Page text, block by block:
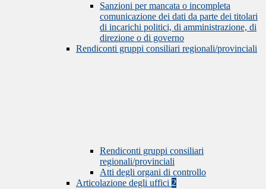
Sanzioni per mancata o incompleta
comunicazione dei dati da parte dei titolari
di incarichi politici, di amministrazione, di
direzione o di governo
Rendiconti gruppi consiliari regionali/provinciali
Rendiconti gruppi consiliari
regionali/provinciali
Atti degli organi di controllo
Articolazione degli uffici 2